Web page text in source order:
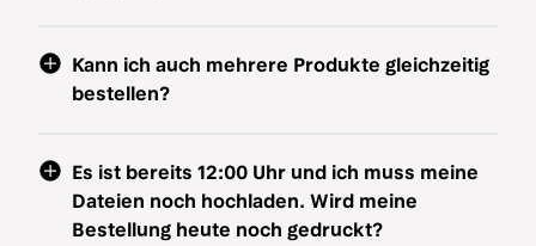
Kann ich auch mehrere Produkte gleichzeitig
bestellen?
Es ist bereits 12:00 Uhr und ich muss meine
Dateien noch hochladen. Wird meine
Bestellung heute noch gedruckt?